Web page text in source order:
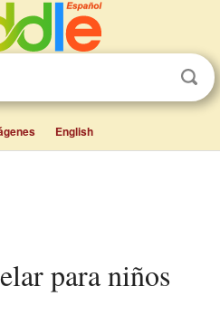
English
para niños